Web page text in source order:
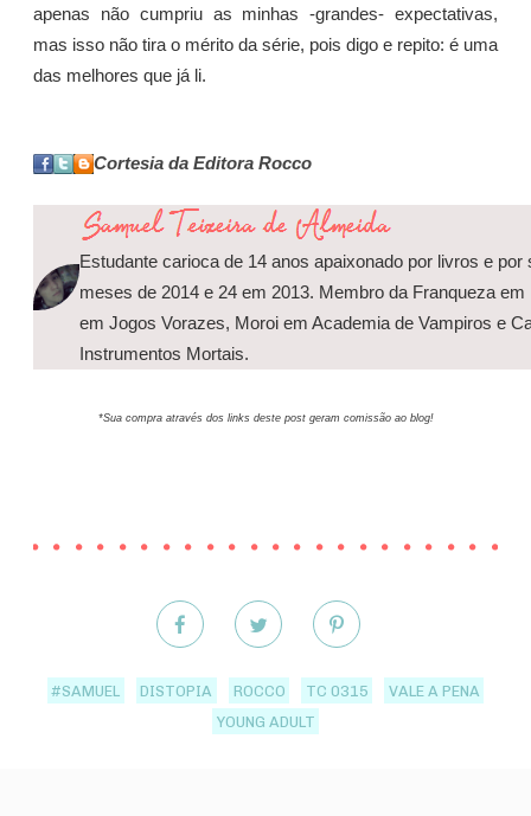
apenas não cumpriu as minhas -grandes- expectativas,
mas isso não tira o mérito da série, pois digo e repito: é uma
das melhores que já li.
Cortesia da Editora Rocco
Estudante carioca de 14 anos apaixonado por livros e
meses de 2014 e 24 em 2013. Membro da Franqueza
em Jogos Vorazes, Moroi em Academia de Vampiros e
Instrumentos Mortais.
*Sua compra através dos links deste post geram comissão ao blog!
#SAMUEL DISTOPIA ROCCO TC 0315
VALE A PENA
YOUNG ADULT